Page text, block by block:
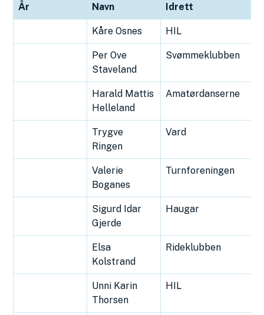
År Navn Idrett
Kåre Osnes HIL
Per Ove
Staveland
Svømmeklubben
Harald Mattis
Helleland
Amatørdanserne
Trygve
Ringen
Vard
Valerie
Boganes
Turnforeningen
Sigurd Idar
Gjerde
Haugar
Elsa
Kolstrand
Rideklubben
Unni Karin
Thorsen
HIL